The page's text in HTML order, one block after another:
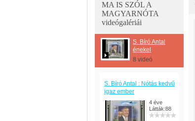
MA IS SZÓL A
MAGYARNÓTA
videógalériái
S. Bíró Antal
énekel
8 videó
S. Bíró Antal : Nótás kedvű
igaz ember
4 éve
Látták:88